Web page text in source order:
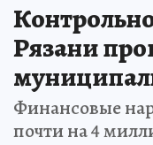
Рязани
Финансовые
почти на 4